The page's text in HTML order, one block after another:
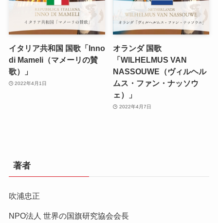
イタリア共和国 国歌「Inno
di Mameli（マメーリの賛
歌）」
2022年4月1日
オランダ 国歌
「WILHELMUS VAN
NASSOUWE（ヴィルヘル
ムス・ファン・ナッソウ
ェ）」
2022年4月7日
著者
吹浦忠正
NPO法人 世界の国旗研究協会会長